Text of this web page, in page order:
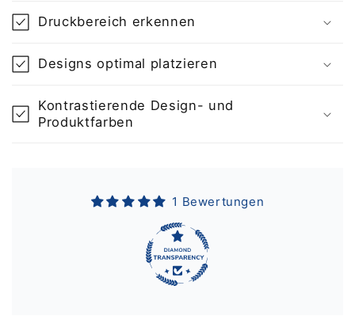
Druckbereich erkennen
Designs optimal platzieren
Kontrastierende Design- und
Produktfarben
1 Bewertungen